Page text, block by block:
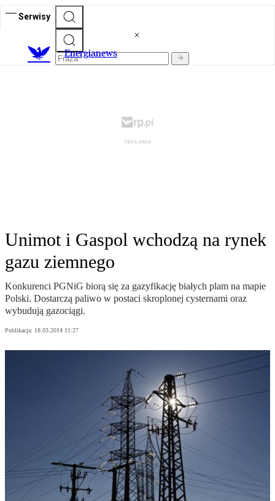
Serwisy
Energianews
Unimot i Gaspol wchodzą na rynek
gazu ziemnego
Konkurenci PGNiG biorą się za gazyfikację białych plam na mapie
Polski. Dostarczą paliwo w postaci skroplonej cysternami oraz
wybudują gazociągi.
Publikacja: 18.03.2014 11:27